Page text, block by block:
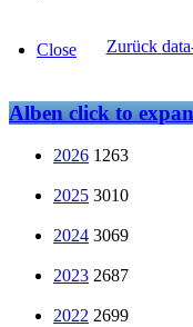
Zurück
Close
Albenclick to
2026 1263
2025 3010
2024 3069
2023 2687
2022 2699